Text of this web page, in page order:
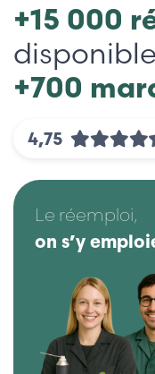
+15 000
+700
4,75
Le réemploi,
on s’y